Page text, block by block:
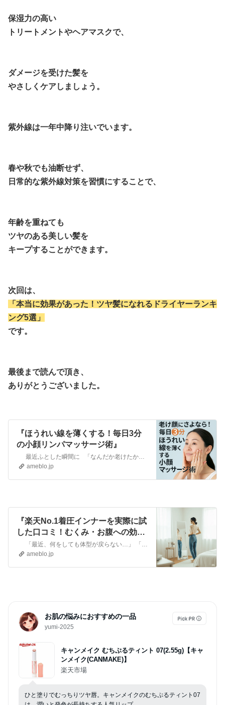
保湿力の高い
トリートメントやヘアマスクで、
ダメージを受けた髪を
やさしくケアしましょう。
紫外線は一年中降り注いでいます。
春や秋でも油断せず、
日常的な紫外線対策を習慣にすることで、
年齢を重ねても
ツヤのある美しい髪を
キープすることができます。
次回は、
「本当に効果があった！ツヤ髪になれるドライヤーランキ
ング5選」
です。
最後まで読んで頂き、
ありがとうございました。
『ほうれい線を薄くする！毎日3分
の小顔リンパマッサージ術』
ameblo.jp
『楽天No.1着圧インナーを実際に試
した口コミ！むくみ・お腹への効果
検証』
ameblo.jp
お肌の悩みにおすすめの一品
yumi-2025
キャンメイク むちぷるティント 07(2.55g)【キャ
ンメイク(CANMAKE)】
楽天市場
ひと塗りでむっちりツヤ唇。キャンメイクのむちぷるティント07